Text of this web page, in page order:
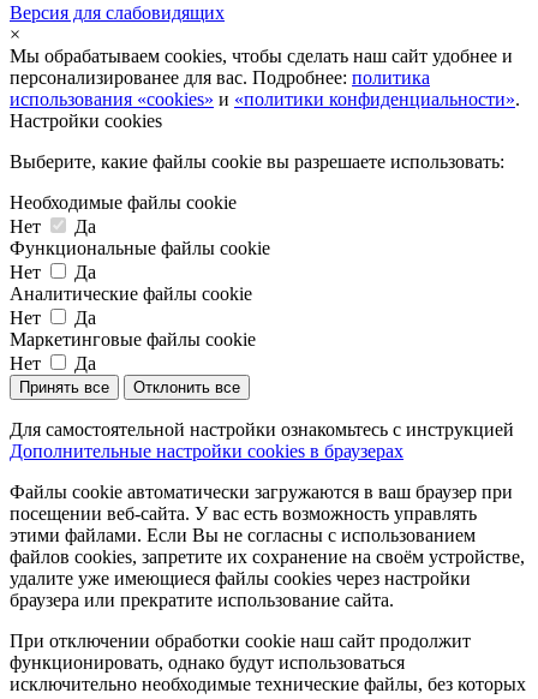
Версия для слабовидящих
×
Мы обрабатываем cookies, чтобы сделать наш сайт удобнее и
персонализированее для вас. Подробнее: политика
использования «cookies» и «политики конфиденциальности».
Настройки cookies
Выберите, какие файлы cookie вы разрешаете использовать:
Необходимые файлы cookie
Нет
Да
Функциональные файлы cookie
Нет
Да
Аналитические файлы cookie
Нет
Да
Маркетинговые файлы cookie
Нет
Да
Принять все Отклонить все
Для самостоятельной настройки ознакомьтесь с инструкцией
Дополнительные настройки cookies в браузерах
Файлы cookie автоматически загружаются в ваш браузер при
посещении веб-сайта. У вас есть возможность управлять
этими файлами. Если Вы не согласны с использованием
файлов cookies, запретите их сохранение на своём устройстве,
удалите уже имеющиеся файлы cookies через настройки
браузера или прекратите использование сайта.
При отключении обработки cookie наш сайт продолжит
функционировать, однако будут использоваться
исключительно необходимые технические файлы, без которых